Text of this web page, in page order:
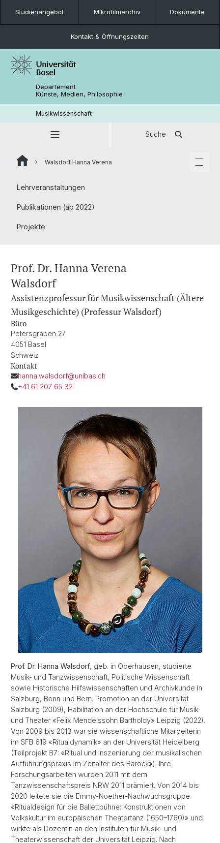
Studienangebot Mikrofilmarchiv Dokumente
Kontakt & Öffnungszeiten
Departement
Künste, Medien, Philosophie
Musikwissenschaft
Suche
Walsdorf Hanna Verena
Lehrveranstaltungen
Publikationen (ab 2022)
Projekte
Prof. Dr. Hanna Verena
Walsdorf
Assistenzprofessur für Musikwissenschaft (Ältere
Musikgeschichte) (Professur Walsdorf)
Büro
Petersgraben 27
4051 Basel
Schweiz
Kontakt
hanna.walsdorf@unibas.ch
+41 61 207 65 32
Prof. Dr. Hanna Walsdorf, geb. in Oberhausen, studierte
Musik- und Tanzwissenschaft, Politische Wissenschaft
sowie Historische Hilfswissenschaften und Archivkunde in
Salzburg, Bonn und Bern. Promotion an der Universität
Salzburg (2009), Habilitation an der Hochschule für Musik
und Theater «Felix Mendelssohn Bartholdy» Leipzig (2022).
Von 2009 bis 2013 war sie wissenschaftliche Mitarbeiterin
im SFB 619 «Ritualdynamik» an der Universität Heidelberg
(Teilprojekt B7: «Ritual und Inszenierung der musikalischen
Aufführungspraxis im Zeitalter des Barock»). Ihre
Forschungsarbeiten wurden 2011 mit dem
Tanzwissenschaftspreis NRW 2011 prämiert. Von 2014 bis
2020 leitete sie die Emmy-Noether-Nachwuchsgruppe
«Ritualdesign für die Ballettbühne: Konstruktionen von
Volkskultur im europäischen Theatertanz (1650–1760)» und
wirkte als Dozentin an den Instituten für Musik- und
Theaterwissenschaft der Universität Leipzig. Nach